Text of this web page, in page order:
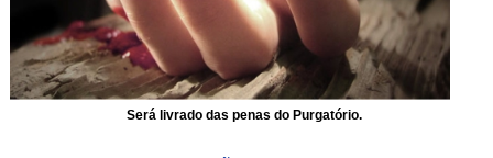
Será livrado das penas do Purgatório.